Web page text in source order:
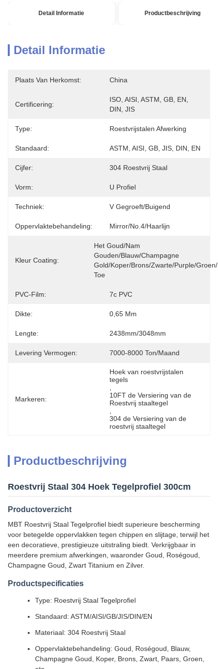
Detail Informatie Productbeschrijving
Detail Informatie
Plaats Van Herkomst: China
Certificering:
ISO, AISI, ASTM, GB, EN,
DIN, JIS
Type: Roestvrijstalen Afwerking
Standaard: ASTM, AISI, GB, JIS, DIN, EN
Cijfer: 304 Roestvrij Staal
Vorm: U Profiel
Techniek: V Gegroeft/Buigend
Oppervlaktebehandeling: Mirror/No.4/haarlijn
Kleur Coating:
Het Goud/nam
Gouden/Blauw/Champagne
Gold/Koper/Brons/Zwarte/Purple/
Toe
PVC-Film: 7c PVC
Dikte: 0,65 Mm
Lengte: 2438mm/3048mm
Levering Vermogen: 7000-8000 Ton/maand
Markeren:
Hoek van roestvrijstalen
tegels
10FT de Versiering van de
Roestvrij staaltegel
304 de Versiering van de
roestvrij staaltegel
Productbeschrijving
Roestvrij Staal 304 Hoek Tegelprofiel 300cm
Productoverzicht
MBT Roestvrij Staal Tegelprofiel biedt superieure bescherming
voor betegelde oppervlakken tegen chippen en slijtage, terwijl het
een decoratieve, prestigieuze uitstraling biedt. Verkrijgbaar in
meerdere premium afwerkingen, waaronder Goud, Roségoud,
Champagne Goud, Zwart Titanium en Zilver.
Productspecificaties
Type: Roestvrij Staal Tegelprofiel
Standaard: ASTM/AISI/GB/JIS/DIN/EN
Materiaal: 304 Roestvrij Staal
Oppervlaktebehandeling: Goud, Roségoud, Blauw,
Champagne Goud, Koper, Brons, Zwart, Paars, Groen,